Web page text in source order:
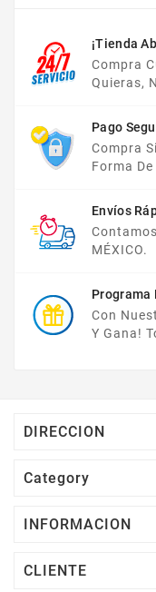
¡Tienda
Compra
Quieras,
Pago
Compra
Forma
Envíos
MÉXICO.
Programa
Con
Y Gana!
DIRECCION
Category
INFORMACION
CLIENTE